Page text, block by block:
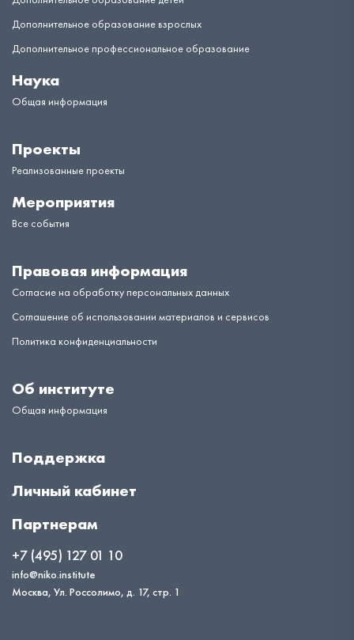
Дополнительное образование взрослых
Дополнительное профессиональное образование
Наука
Общая информация
Проекты
Реализованные проекты
Мероприятия
Все события
Правовая информация
Согласие на обработку персональных данных
Соглашение об использовании материалов и сервисов
Политика конфиденциальности
Об институте
Общая информация
Поддержка
Личный кабинет
Партнерам
+7 (495) 127 01 10
info@niko.institute
Москва, Ул. Россолимо, д. 17, стр. 1